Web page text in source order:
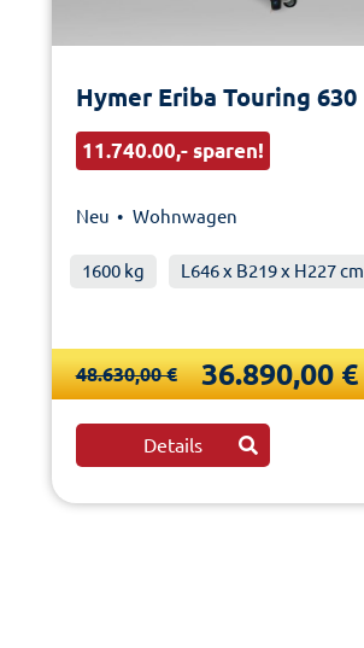
Hymer Eriba Touring 630
11.740.00,- sparen!
Neu • Wohnwagen
1600 kg L646 x B219 x H227 cm
48.630,00 € 36.890,00 €
Details